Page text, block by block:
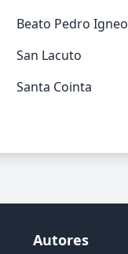
Beato Pedro Igneo
San Lacuto
Santa Cointa
Autores